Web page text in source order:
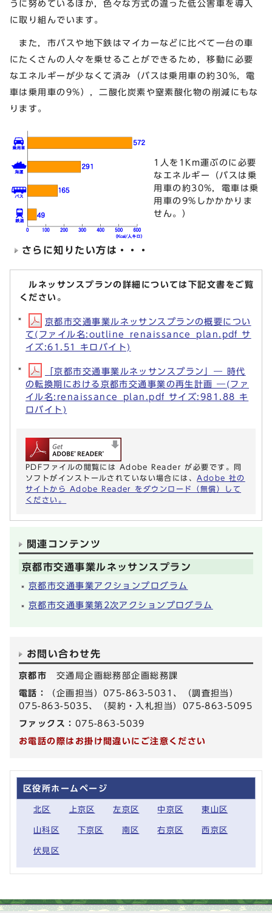
うに努めているほか，色々な方式の違った低公害車を導入
に取り組んでいます。
また，市バスや地下鉄はマイカーなどに比べて一台の車
にたくさんの人々を乗せることができるため，移動に必要
なエネルギーが少なくて済み（バスは乗用車の約30%，電
車は乗用車の9%），二酸化炭素や窒素酸化物の削減にもな
ります。
1人を1Km運ぶのに必要
なエネルギー（バスは乗
用車の約30%，電車は乗
用車の9%しかかかりま
せん。）
さらに知りたい方は・・・
ルネッサンスプランの詳細については下記文書をご覧
ください。
京都市交通事業ルネッサンスプランの概要につい
て(ファイル名:outline_renaissance_plan.pdf サ
イズ:61.51 キロバイト)
「京都市交通事業ルネッサンスプラン」― 時代
の転換期における京都市交通事業の再生計画 ―(ファ
イル名:renaissance_plan.pdf サイズ:981.88 キ
ロバイト)
PDFファイルの閲覧には Adobe Reader が必要です。同
ソフトがインストールされていない場合には、 Adobe 社の
サイトから Adobe Reader をダウンロード（無償）して
ください。
関連コンテンツ
京都市交通事業ルネッサンスプラン
京都市交通事業アクションプログラム
京都市交通事業第2次アクションプログラム
お問い合わせ先
京都市 交通局企画総務部企画総務課
電話：
（企画担当）075-863-5031、（調査担当）
075-863-5035、（契約・入札担当）075-863-5095
ファックス： 075-863-5039
お電話の際はお掛け間違いにご注意ください
区役所ホームページ
北区 上京区 左京区 中京区 東山区
山科区 下京区 南区 右京区 西京区
伏見区